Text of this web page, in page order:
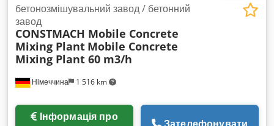
Німеччина 1 516 km
бетонозмішувальний завод / бетонний
завод
CONSTMACH Mobile Concrete
Mixing Plant Mobile Concrete
Mixing Plant 60 m3/h